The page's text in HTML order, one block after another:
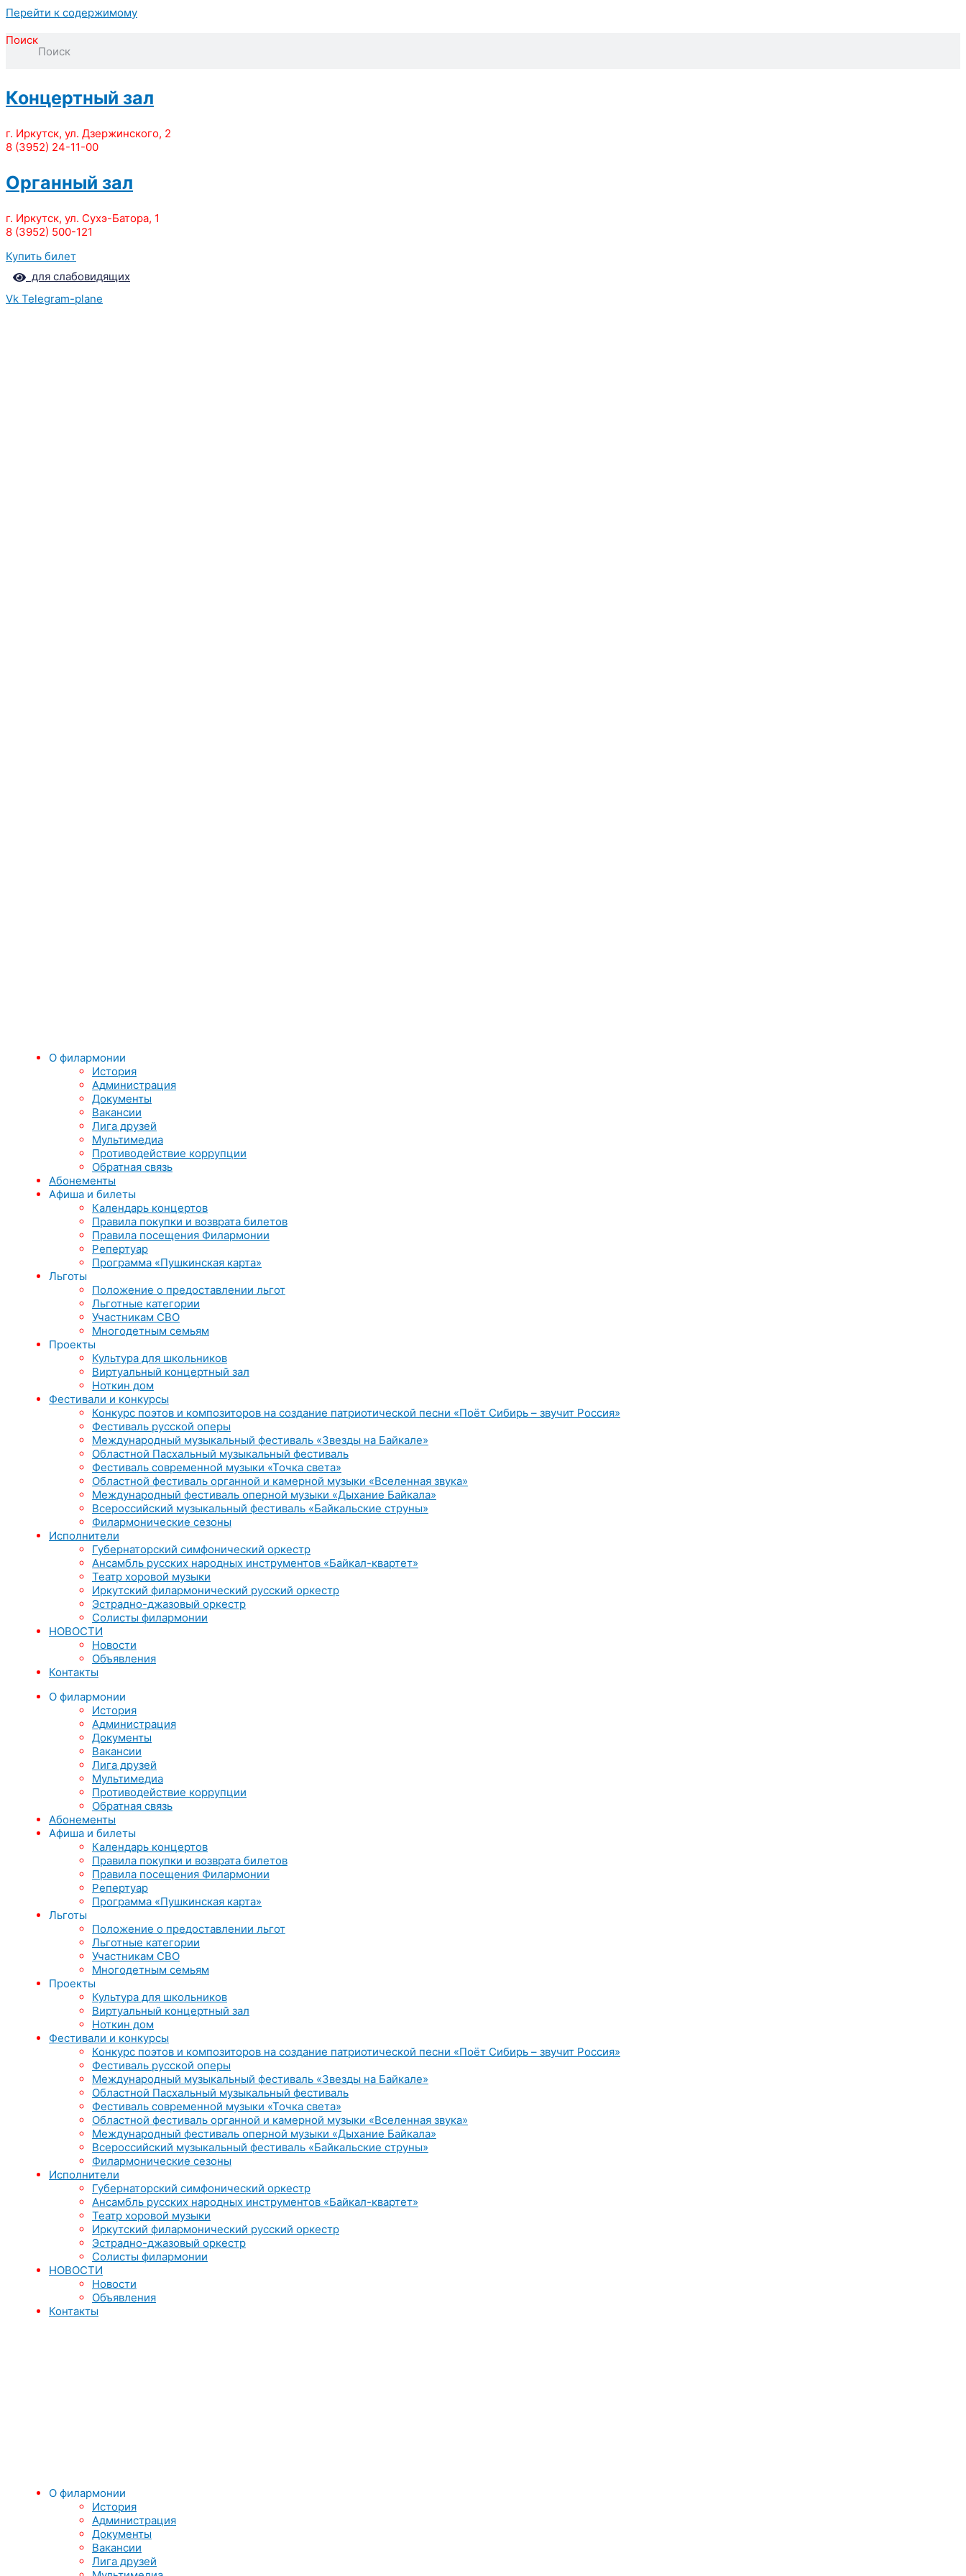
Перейти к содержимому
Поиск
Концертный зал
г. Иркутск, ул. Дзержинского, 2
8 (3952) 24-11-00
Органный зал
г. Иркутск, ул. Сухэ-Батора, 1
8 (3952) 500-121
Купить билет
для слабовидящих
Vk Telegram-plane
О филармонии
История
Администрация
Документы
Вакансии
Лига друзей
Мультимедиа
Противодействие коррупции
Обратная связь
Абонементы
Афиша и билеты
Календарь концертов
Правила покупки и возврата билетов
Правила посещения Филармонии
Репертуар
Программа «Пушкинская карта»
Льготы
Положение о предоставлении льгот
Льготные категории
Участникам СВО
Многодетным семьям
Проекты
Культура для школьников
Виртуальный концертный зал
Ноткин дом
Фестивали и конкурсы
Конкурс поэтов и композиторов на создание патриотической песни «Поёт Сибирь – звучит Россия»
Фестиваль русской оперы
Международный музыкальный фестиваль «Звезды на Байкале»
Областной Пасхальный музыкальный фестиваль
Фестиваль современной музыки «Точка света»
Областной фестиваль органной и камерной музыки «Вселенная звука»
Международный фестиваль оперной музыки «Дыхание Байкала»
Всероссийский музыкальный фестиваль «Байкальские струны»
Филармонические сезоны
Исполнители
Губернаторский симфонический оркестр
Ансамбль русских народных инструментов «Байкал-квартет»
Театр хоровой музыки
Иркутский филармонический русский оркестр
Эстрадно-джазовый оркестр
Солисты филармонии
НОВОСТИ
Новости
Объявления
Контакты
О филармонии
История
Администрация
Документы
Вакансии
Лига друзей
Мультимедиа
Противодействие коррупции
Обратная связь
Абонементы
Афиша и билеты
Календарь концертов
Правила покупки и возврата билетов
Правила посещения Филармонии
Репертуар
Программа «Пушкинская карта»
Льготы
Положение о предоставлении льгот
Льготные категории
Участникам СВО
Многодетным семьям
Проекты
Культура для школьников
Виртуальный концертный зал
Ноткин дом
Фестивали и конкурсы
Конкурс поэтов и композиторов на создание патриотической песни «Поёт Сибирь – звучит Россия»
Фестиваль русской оперы
Международный музыкальный фестиваль «Звезды на Байкале»
Областной Пасхальный музыкальный фестиваль
Фестиваль современной музыки «Точка света»
Областной фестиваль органной и камерной музыки «Вселенная звука»
Международный фестиваль оперной музыки «Дыхание Байкала»
Всероссийский музыкальный фестиваль «Байкальские струны»
Филармонические сезоны
Исполнители
Губернаторский симфонический оркестр
Ансамбль русских народных инструментов «Байкал-квартет»
Театр хоровой музыки
Иркутский филармонический русский оркестр
Эстрадно-джазовый оркестр
Солисты филармонии
НОВОСТИ
Новости
Объявления
Контакты
О филармонии
История
Администрация
Документы
Вакансии
Лига друзей